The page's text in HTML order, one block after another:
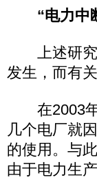
“电力中
上述研究
发生，而有
在2003年
几个电厂就
的使用。与
由于电力生